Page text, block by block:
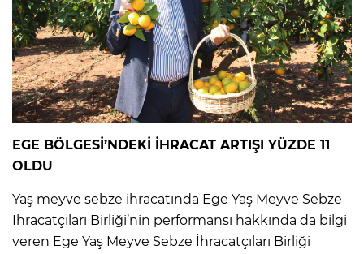
EGE BÖLGESİ’NDEKİ İHRACAT ARTIŞI YÜZDE 11
OLDU
Yaş meyve sebze ihracatında Ege Yaş Meyve Sebze
İhracatçıları Birliği’nin performansı hakkında da bilgi
veren Ege Yaş Meyve Sebze İhracatçıları Birliği